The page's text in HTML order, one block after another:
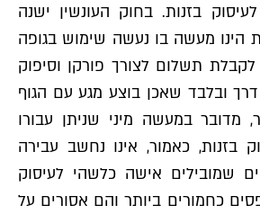
בזנות. בחוק העונשין ישנה
הינו מעשה בו נעשה שימוש בגופה
תשלום לצורך פורקן וסיפוק
דרך ובלבד שאכן בוצע מגע עם הגוף
מדובר במעשה מיני שניתן עבורו
בזנות, כאמור, אינו נחשב עבירה
שמובילים אישה כלשהי לעיסוק
כחמורים ביותר והם אסורים על